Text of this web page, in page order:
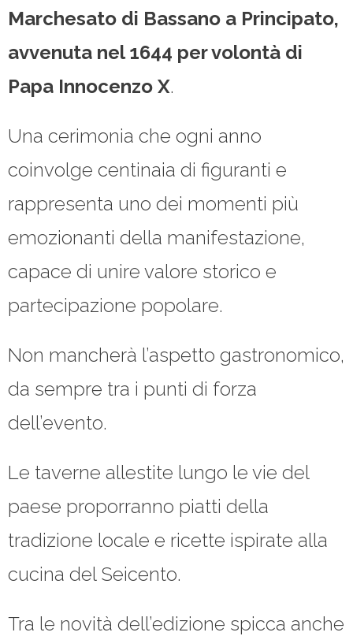
Marchesato di Bassano a Principato,
avvenuta nel 1644 per volontà di
Papa Innocenzo X.
Una cerimonia che ogni anno
coinvolge centinaia di figuranti e
rappresenta uno dei momenti più
emozionanti della manifestazione,
capace di unire valore storico e
partecipazione popolare.
Non mancherà l’aspetto gastronomico,
da sempre tra i punti di forza
dell’evento.
Le taverne allestite lungo le vie del
paese proporranno piatti della
tradizione locale e ricette ispirate alla
cucina del Seicento.
Tra le novità dell’edizione spicca anche